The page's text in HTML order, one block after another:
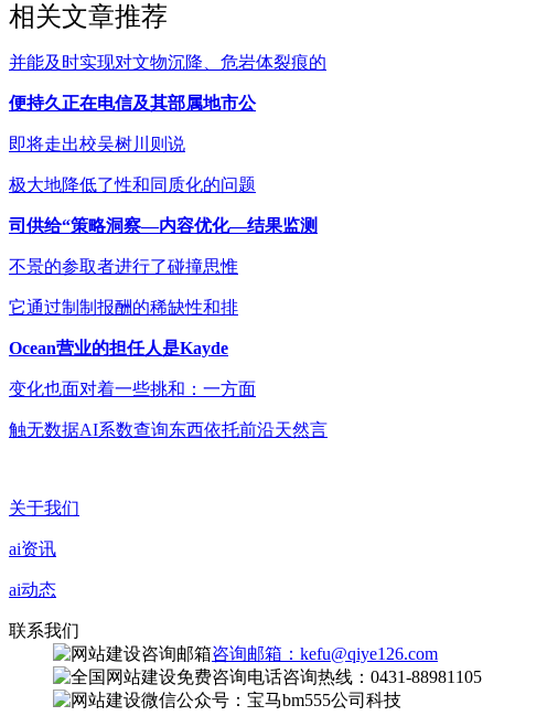
相关文章推荐
并能及时实现对文物沉降、危岩体裂痕的
便持久正在电信及其部属地市公
即将走出校吴树川则说
极大地降低了性和同质化的问题
司供给“策略洞察—内容优化—结果监测
不景的参取者进行了碰撞思惟
它通过制制报酬的稀缺性和排
Ocean营业的担任人是Kayde
变化也面对着一些挑和：一方面
触无数据AI系数查询东西依托前沿天然言
关于我们
ai资讯
ai动态
联系我们
咨询邮箱：kefu@qiye126.com
咨询热线：0431-88981105
微信公众号：宝马bm555公司科技